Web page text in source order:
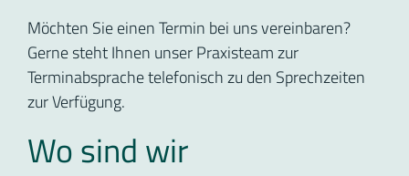
Möchten Sie einen Termin bei uns vereinbaren?
Gerne steht Ihnen unser Praxisteam zur
Terminabsprache telefonisch zu den Sprechzeiten
zur Verfügung.
Wo sind wir